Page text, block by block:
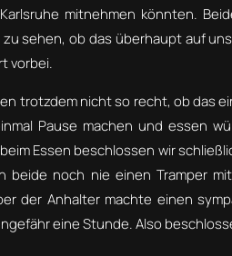
mitnehmen könnten.
zu sehen, ob das überhaupt auf
vorbei.
trotzdem nicht so recht, ob das
Pause machen und essen
Essen beschlossen wir
beide noch nie einen Tramper
der Anhalter machte einen
eine Stunde. Also